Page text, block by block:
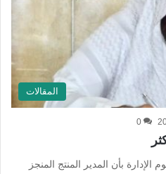
المقالات
0
بأن المدير المنتج المنجز